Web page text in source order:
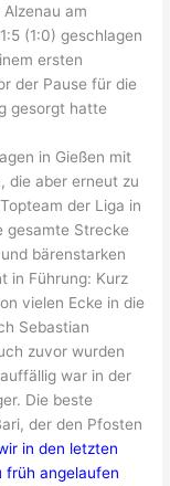
am
(1:0) geschlagen
ersten
der Pause für die
gesorgt hatte
in Gießen mit
die aber erneut zu
der Liga in
gesamte Strecke
bärenstarken
in Führung: Kurz
vielen Ecke in die
Sebastian
zuvor wurden
war in der
Die beste
der den Pfosten
in den letzten
früh angelaufen